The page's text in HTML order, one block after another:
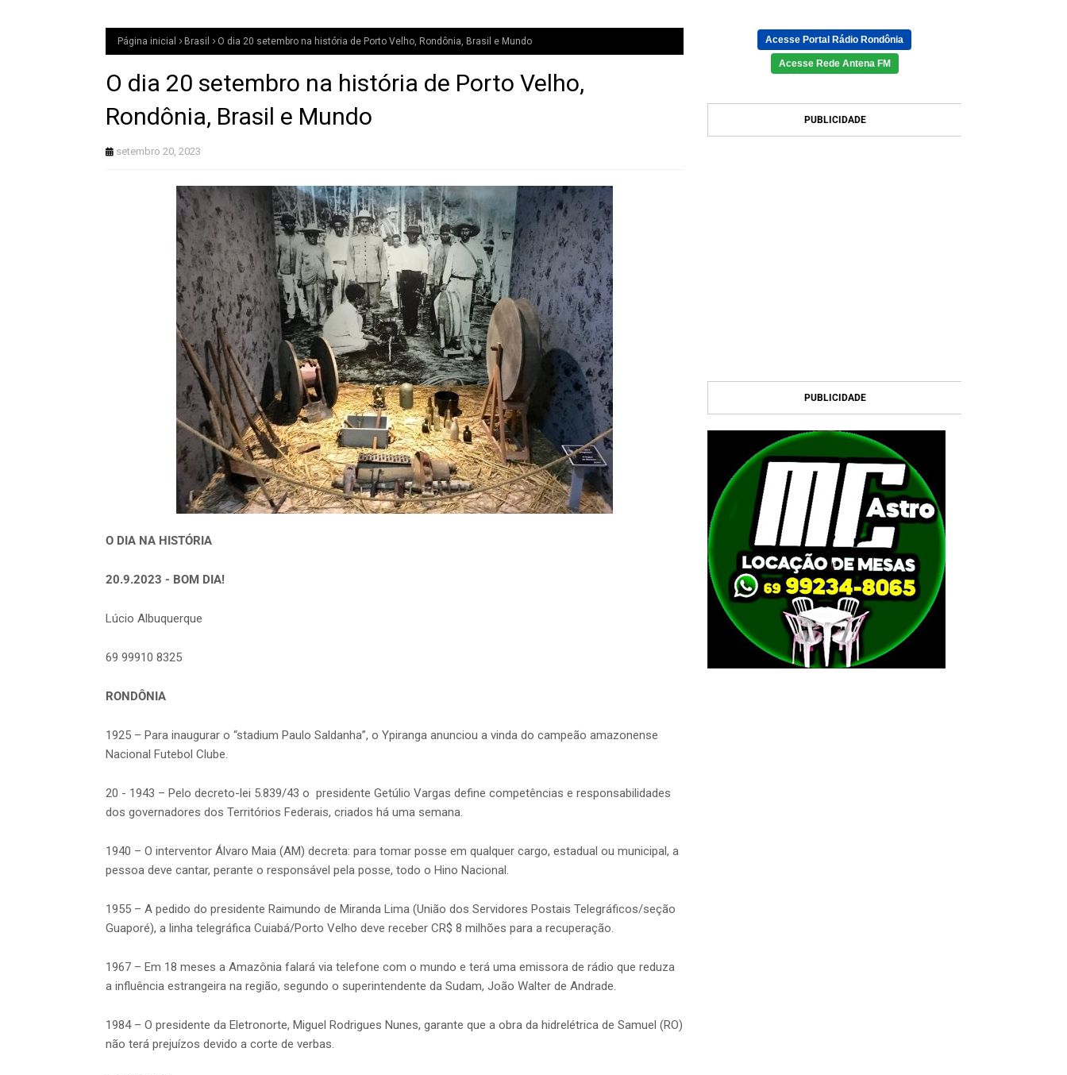
Página inicial Brasil O dia 20 setembro na história de Porto Velho, Rondônia, Brasil e Mundo
O dia 20 setembro na história de Porto Velho,
Rondônia, Brasil e Mundo
setembro 20, 2023
O DIA NA HISTÓRIA
20.9.2023 - BOM DIA!
Lúcio Albuquerque
69 99910 8325
RONDÔNIA
1925 – Para inaugurar o “stadium Paulo Saldanha”, o Ypiranga anunciou a vinda do campeão amazonense
Nacional Futebol Clube.
20 - 1943 – Pelo decreto-lei 5.839/43 o presidente Getúlio Vargas define competências e responsabilidades
dos governadores dos Territórios Federais, criados há uma semana.
1940 – O interventor Álvaro Maia (AM) decreta: para tomar posse em qualquer cargo, estadual ou municipal, a
pessoa deve cantar, perante o responsável pela posse, todo o Hino Nacional.
1955 – A pedido do presidente Raimundo de Miranda Lima (União dos Servidores Postais Telegráficos/seção
Guaporé), a linha telegráfica Cuiabá/Porto Velho deve receber CR$ 8 milhões para a recuperação.
1967 – Em 18 meses a Amazônia falará via telefone com o mundo e terá uma emissora de rádio que reduza
a influência estrangeira na região, segundo o superintendente da Sudam, João Walter de Andrade.
1984 – O presidente da Eletronorte, Miguel Rodrigues Nunes, garante que a obra da hidrelétrica de Samuel (RO)
não terá prejuízos devido a corte de verbas.
Acesse Portal Rádio Rondônia
Acesse Rede Antena FM
PUBLICIDADE
PUBLICIDADE